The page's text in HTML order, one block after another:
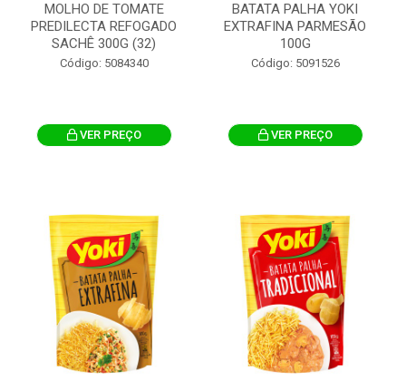
MOLHO DE TOMATE
PREDILECTA REFOGADO
SACHÊ 300G (32)
Código: 5084340
VER PREÇO
BATATA PALHA YOKI
EXTRAFINA PARMESÃO
100G
Código: 5091526
VER PREÇO